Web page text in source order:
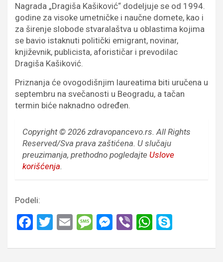
Nagrada „Dragiša Kašiković“ dodeljuje se od 1994.
godine za visoke umetničke i naučne domete, kao i
za širenje slobode stvaralaštva u oblastima kojima
se bavio istaknuti politički emigrant, novinar,
književnik, publicista, aforističar i prevodilac
Dragiša Kašiković.
Priznanja će ovogodišnjim laureatima biti uručena u
septembru na svečanosti u Beogradu, a tačan
termin biće naknadno određen.
Copyright © 2026 zdravopancevo.rs. All Rights
Reserved/Sva prava zaštićena. U slučaju
preuzimanja, prethodno pogledajte Uslove
korišćenja.
Podeli:
F
ce
T
tt
E
ail
M
s
M
se
Vi
er
W
at p